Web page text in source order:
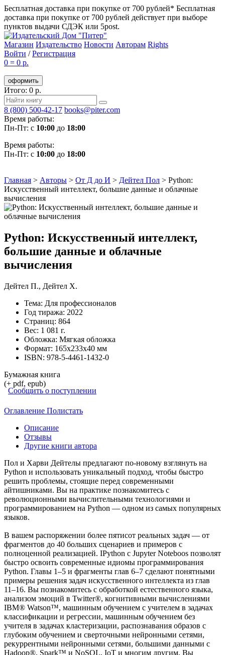
Бесплатная доставка при покупке от 700 рублей* Бесплатная
доставка при покупке от 700 рублей действует при выборе
пунктов выдачи СДЭК или 5post.
Магазин Издательство Новости Авторам Rights
Войти /Регистрация
0 = 0 р.
оформить
Итого: 0 р.
8 (800) 500-42-17 books@piter.com
Время работы:
Пн-Пт: с 10:00 до 18:00
Время работы:
Пн-Пт: с 10:00 до 18:00
Главная > Авторы > От Д до И > Дейтел Пол > Python:
Искусственный интеллект, большие данные и облачные
вычисления
Python: Искусственный интеллект,
большие данные и облачные
вычисления
Дейтел П., Дейтел Х.
Тема: Для профессионалов
Год тиража: 2022
Страниц: 864
Вес: 1 081 г.
Обложка: Мягкая обложка
Формат: 165х233х40 мм
ISBN: 978-5-4461-1432-0
Бумажная книга
(+ pdf, epub)
Сообщить о поступлении
Оглавление Полистать
Описание
Отзывы
Другие книги автора
Пол и Харви Дейтелы предлагают по-новому взглянуть на
Python и использовать уникальный подход, чтобы быстро
решить проблемы, стоящие перед современными
айтишниками. Вы на практике познакомитесь с
революционными вычислительными технологиями и
программированием на Python — одном из самых популярных
языков.
В вашем распоряжении более пятисот реальных задач — от
фрагментов до 40 больших сценариев и примеров с
полноценной реализацией. IPython с Jupyter Noteboos позволят
быстро освоить современные идиомы программирования
Python. Главы 1–5 и фрагменты глав 6–7 сделают понятными
примеры решения задач искусственного интеллекта из глав
11–16. Вы познакомитесь с обработкой естественного языка,
анализом эмоций в Twitter®, когнитивными вычислениями
IBM® Watson™, машинным обучением с учителем в задачах
классификации и регрессии, машинным обучением без
учителя в задачах кластеризации, распознавания образов с
глубоким обучением и сверточными нейронными сетями,
рекуррентными нейронными сетями, большими данными с
Hadoop®, Spark™ и NoSQL, IoT и многим другим. Вы